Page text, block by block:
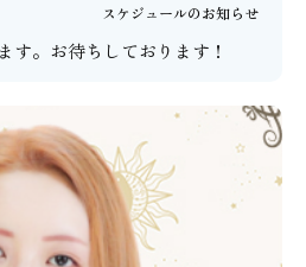
スケジュールのお知らせ
す。お待ちしております！